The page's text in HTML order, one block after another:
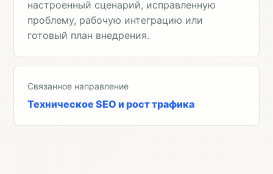
настроенный сценарий, исправленную
проблему, рабочую интеграцию или
готовый план внедрения.
Связанное направление
Техническое SEO и рост трафика